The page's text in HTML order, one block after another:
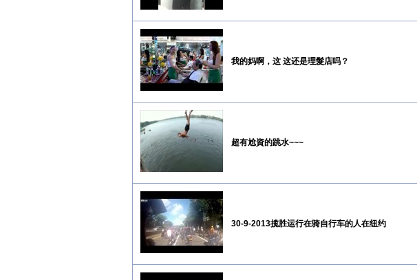
我的妈啊，这 这还是理髮店吗？
超有尬資的跳水~~~
30-9-2013揽胜运行在骑自行车的人在纽约